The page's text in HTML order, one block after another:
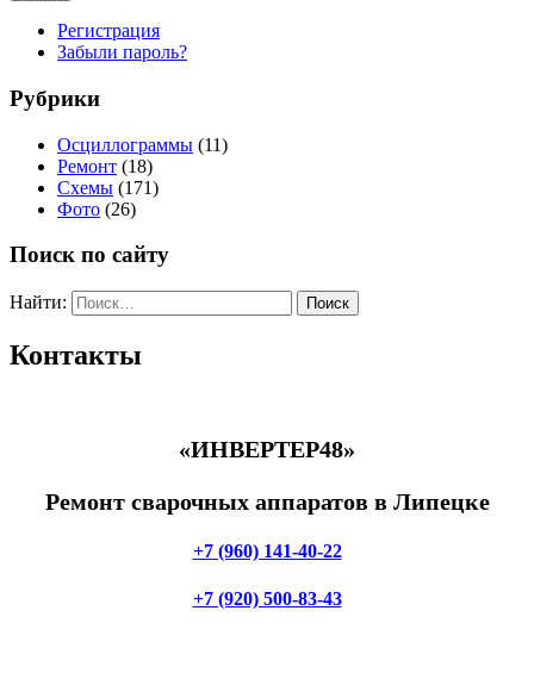
Регистрация
Забыли пароль?
Рубрики
Осциллограммы (11)
Ремонт (18)
Схемы (171)
Фото (26)
Поиск по сайту
Найти:
Контакты
«ИНВЕРТЕР48»
Ремонт сварочных аппаратов в Липецке
+7 (960) 141-40-22
+7 (920) 500-83-43